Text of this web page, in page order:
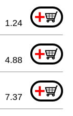
+
1.24
+
4.88
+
7.37